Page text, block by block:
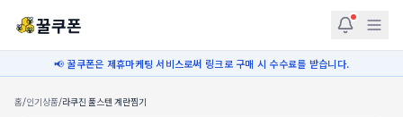
꿀쿠폰
📢 꿀쿠폰은 제휴마케팅 서비스로써 링크로 구매 시 수수료를 받습니다.
홈/인기상품/라쿠진 풀스텐 계란찜기